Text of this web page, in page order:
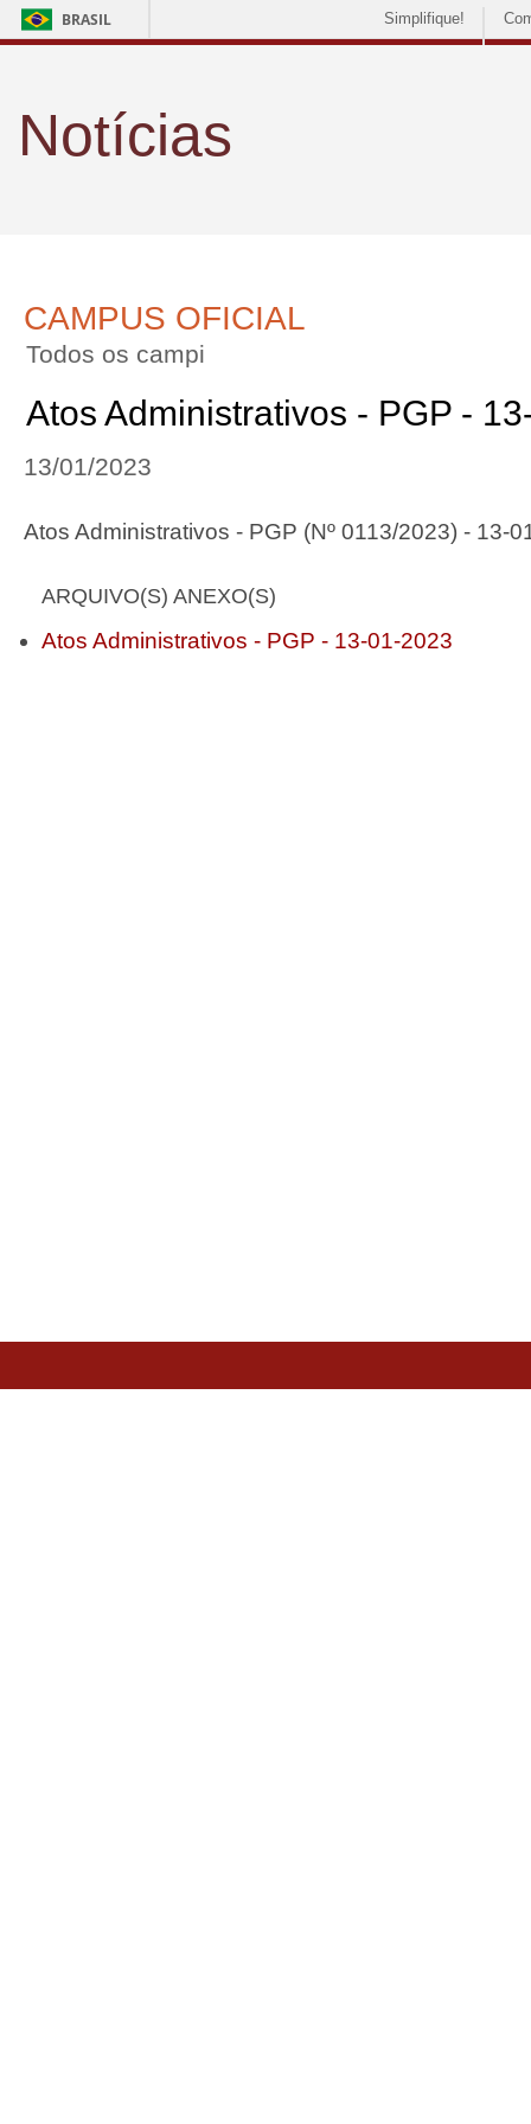
BRASIL Simplifique!
Notícias
CAMPUS OFICIAL
Todos os campi
Atos Administrativos - PGP -
13/01/2023
Atos Administrativos - PGP (Nº 0113/2023) - 13-
ARQUIVO(S) ANEXO(S)
Atos Administrativos - PGP - 13-01-2023